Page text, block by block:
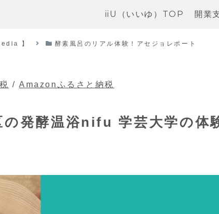
iiU（いいゆ）TOP 開業
】 酵素風呂のリアル体験！アセジョレポート
/Amazonふるさと納税
の発酵温浴nifu 学芸大学の体